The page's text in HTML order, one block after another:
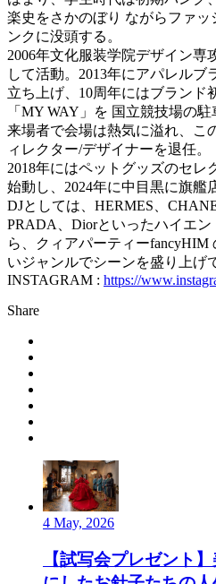
楽史をさかのぼり ながらファッ
ンクに没頭する。
2006年文化服装学院デザイン専
して活動。2013年にアパレルブ
立ち上げ、10周年にはブランド
「MY WAY」を 国立競技場の
来場者で会場は熱気に溢れ、こ
ィレクター/デザイナーを退任。
2018年にはペットグッズのセレ
始動し、2024年に中目黒に旗艦
DJとしては、HERMES、
PRADA、Diorといったハイエ
ら、クィアパーティーfancyHIM
いジャンルでシーンを盛り上げ
INSTAGRAM : https://
Share
4 May, 2026
【試写会プレゼント